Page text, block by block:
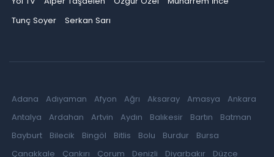
Tunç Soyer
Serkan Sarı
Adana Adıyaman Afyon Ağrı Aksaray Amasya
Ankara
Antalya
Ardahan Artvin Aydın Balıkesir Bartın
Batman
Bayburt
Bilecik Bingöl Bitlis Bolu Burdur
Bursa
Çanakkale
Çankırı Çorum Denizli Diyarbakır
Düzce